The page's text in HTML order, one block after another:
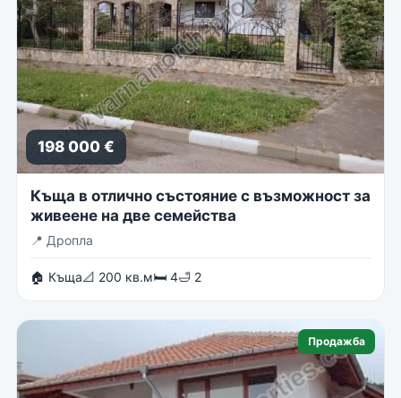
198 000 €
Къща в отлично състояние с възможност за
живеене на две семейства
📍 Дропла
🏠 Къща📐 200 кв.м🛏 4🛁 2
Продажба